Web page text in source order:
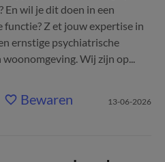
En wil je dit doen in een
functie? Z et jouw expertise in
ernstige psychiatrische
Wij zijn op...
Bewaren 13-06-2026